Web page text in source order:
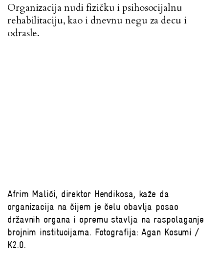
Organizacija nudi fizičku i psihosocijalnu
rehabilitaciju, kao i dnevnu negu za decu i
odrasle.
Afrim Malići, direktor Hendikosa, kaže da
organizacija na čijem je čelu obavlja posao
državnih organa i opremu stavlja na raspolaganje
brojnim institucijama. Fotografija: Agan Kosumi /
K2.0.